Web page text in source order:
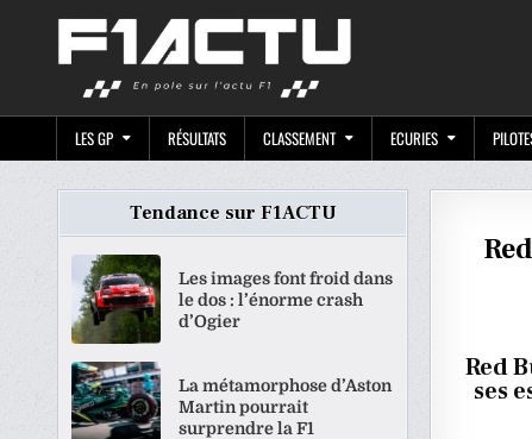
LES GP RÉSULTATS CLASSEMENT ECURIES
Red
ses
Tendance sur F1ACTU
Les images font froid dans
le dos : l’énorme crash
d’Ogier
La métamorphose d’Aston
Martin pourrait
surprendre la F1